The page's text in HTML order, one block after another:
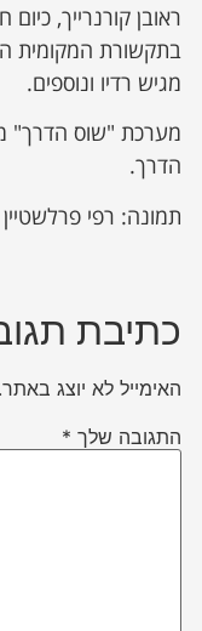
ראובן קורנרייך,
בתקשורת המקומית
מגיש רדיו ונוספים.
מערכת "שוס הדרך"
הדרך.
תמונה: רפי
כתיבת
האימייל לא יוצג באתר.
התגובה שלך *